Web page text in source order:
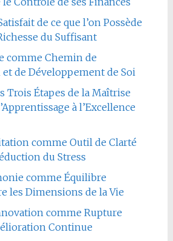
de ce que l’on Possède
du Suffisant
comme Chemin de
de Développement de Soi
Trois Étapes de la Maîtrise
à l’Excellence
comme Outil de Clarté
du Stress
comme Équilibre
les Dimensions de la Vie
comme Rupture
Continue